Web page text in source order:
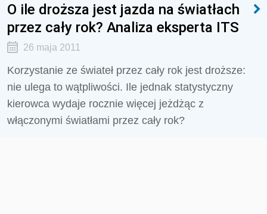
O ile droższa jest jazda na światłach
przez cały rok? Analiza eksperta ITS
26 maja 2011
Korzystanie ze świateł przez cały rok jest droższe:
nie ulega to wątpliwości. Ile jednak statystyczny
kierowca wydaje rocznie więcej jeżdżąc z
włączonymi światłami przez cały rok?